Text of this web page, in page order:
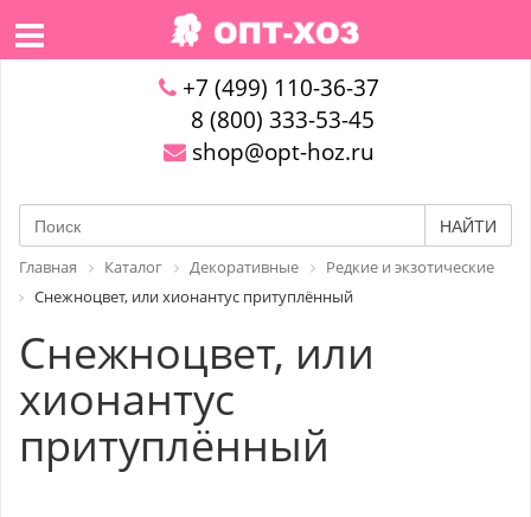
+7 (499) 110-36-37
8 (800) 333-53-45
shop@opt-hoz.ru
НАЙТИ
Главная Каталог Декоративные
Редкие и экзотические
Снежноцвет, или хионантус притуплённый
Снежноцвет, или
хионантус
притуплённый